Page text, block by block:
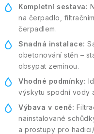
Kompletní sestava:
na čerpadlo,
čerpadlem.
Snadná instalace:
obetonování stěn –
obsypat zeminou.
Vhodné podmínky:
výskytu spodní vody
Výbava v ceně:
nainstalované
a prostupy pro